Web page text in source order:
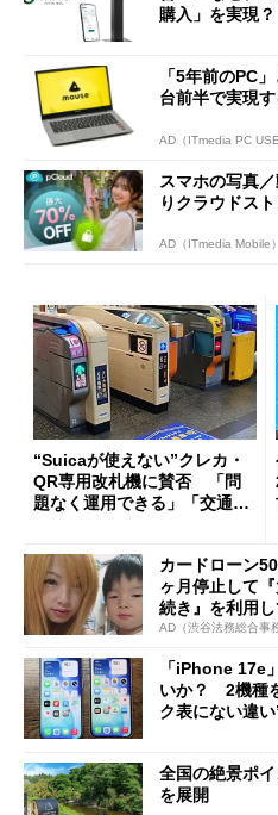
購入」を実現？
「5年前のPC
台前半で実現
AD（ITmedia PC
スマホの写真
りクラウドス
AD（ITmedia Mobile）
“Suicaが使えない”クレカ・
QR専用改札機に賛否 「問
題なく運用できる」「交通系I
カードローン
ヶ月停止して
続き』を利用し
AD（渋谷法務総合事
「iPhone 17e
いか？ 2機種
ク表にない違い
全国の絶景ポ
を展開